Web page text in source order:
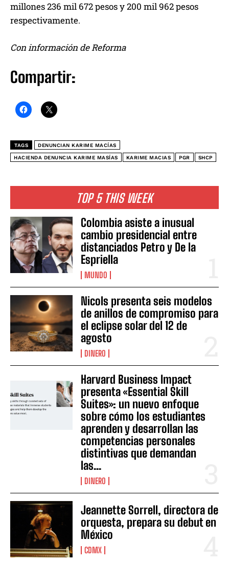
TOP 5 THIS WEEK
Colombia asiste a inusual
cambio presidencial entre
distanciados Petro y De la
Espriella
MUNDO
Nicols presenta seis modelos
de anillos de compromiso para
el eclipse solar del 12 de
agosto
DINERO
Harvard Business Impact
presenta «Essential Skill
Suites»: un nuevo enfoque
sobre cómo los estudiantes
aprenden y desarrollan las
competencias personales
distintivas que demandan
las...
DINERO
Jeannette Sorrell, directora de
orquesta, prepara su debut en
México
CDMX
millones 236 mil 672 pesos y 200 mil 962 pesos
respectivamente.
Con información de Reforma
Compartir:
TAGS DENUNCIAN KARIME MACÍAS
HACIENDA DENUNCIA KARIME MASÍAS KARIME MACIAS PGR SHCP